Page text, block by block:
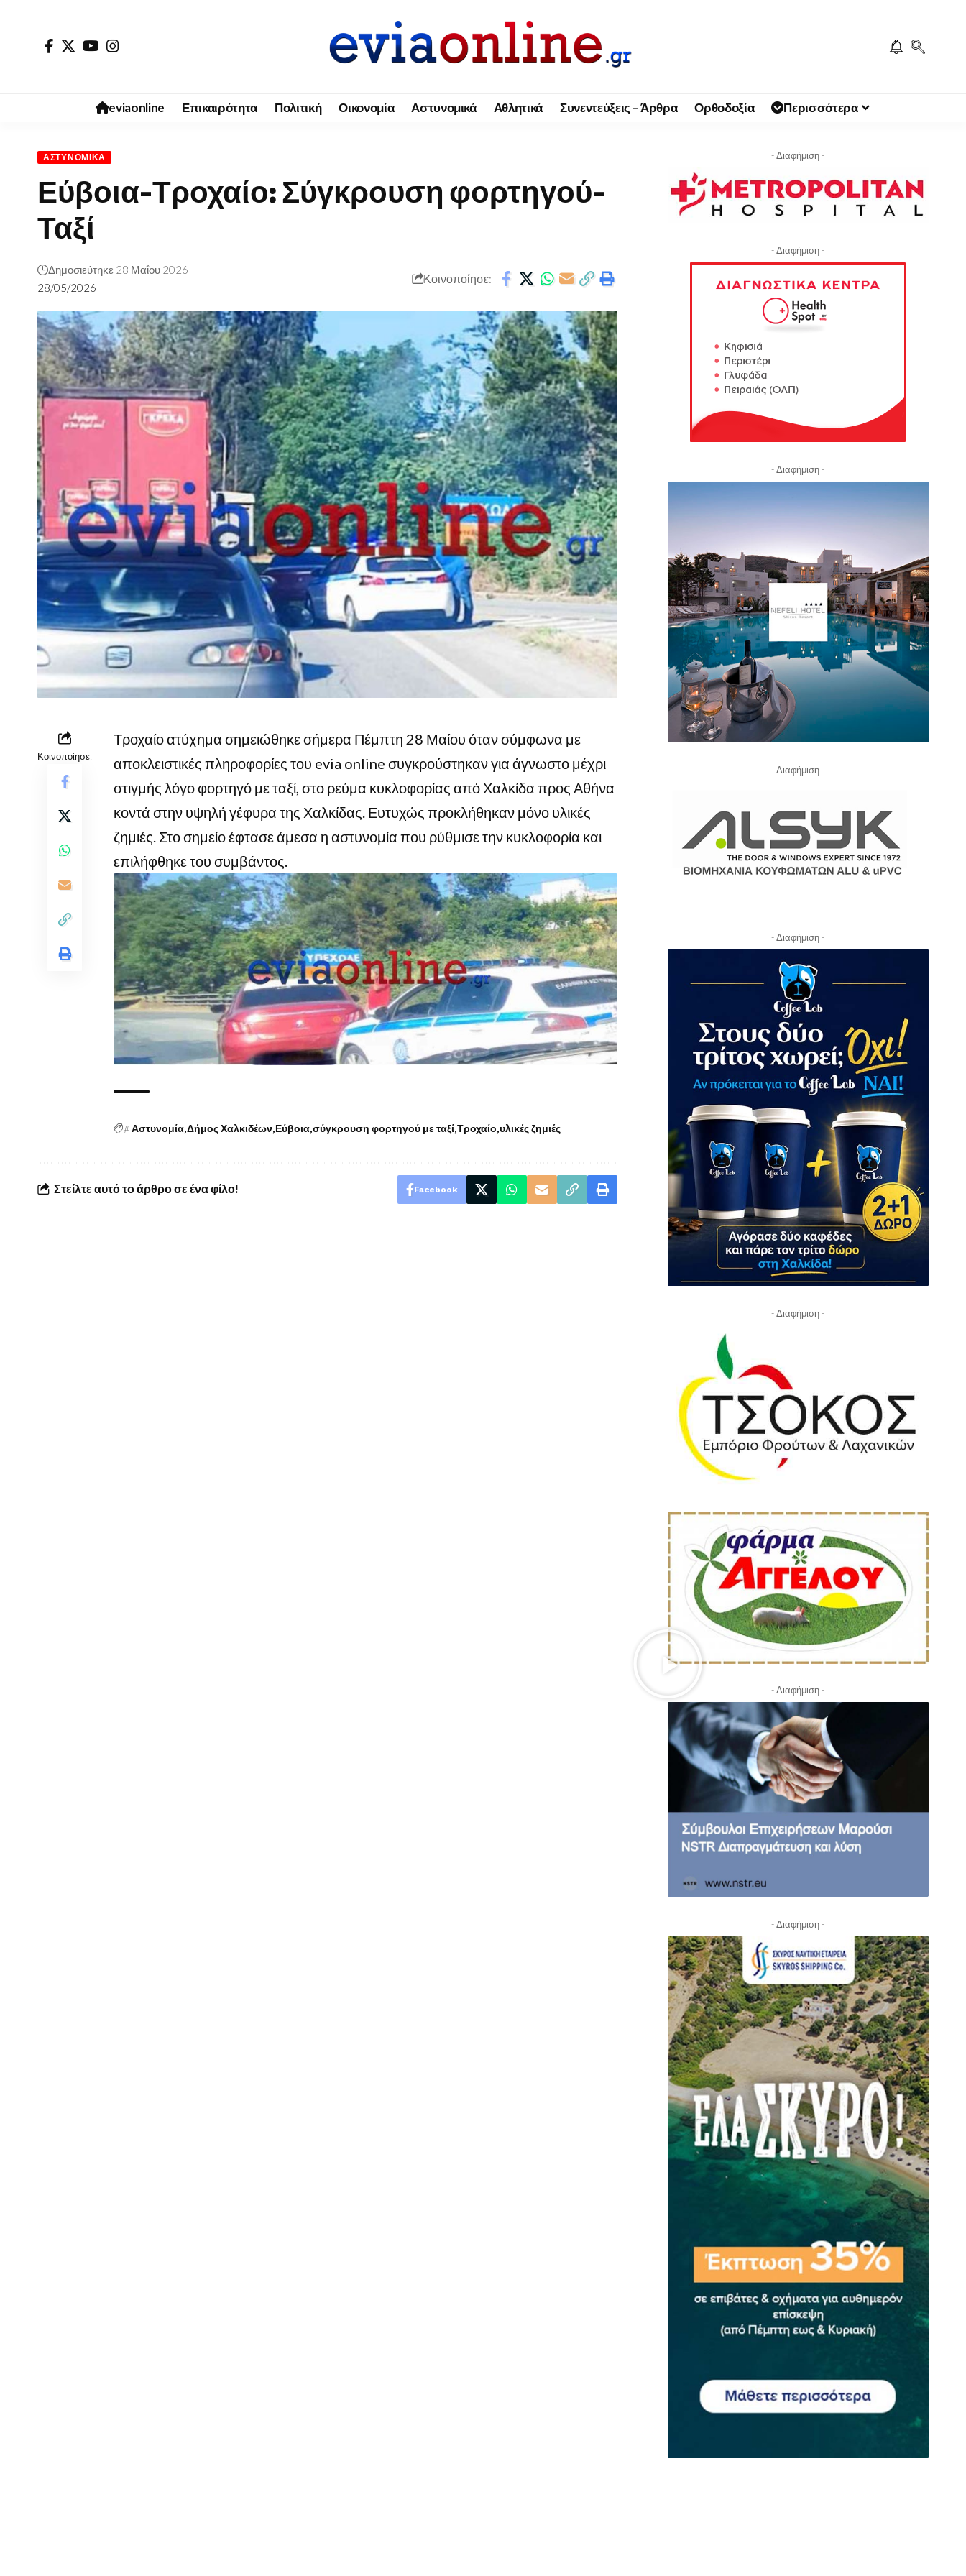
eviaonline Επικαιρότητα Πολιτική Οικονομία Αστυνομικά Αθλητικά Συνεντεύξεις – Άρθρα Ορθοδοξία Περισσότερα
ΑΣΤΥΝΟΜΙΚΆ
Εύβοια-Τροχαίο: Σύγκρουση φορτηγού-
Ταξί
28/05/2026
Δημοσιεύτηκε 28 Μαΐου 2026
Κοινοποίησε:
Κοινοποίησε:
Τροχαίο ατύχημα σημειώθηκε σήμερα Πέμπτη 28 Μαίου όταν σύμφωνα με
αποκλειστικές πληροφορίες του evia online συγκρούστηκαν για άγνωστο μέχρι
στιγμής λόγο φορτηγό με ταξί, στο ρεύμα κυκλοφορίας από Χαλκίδα προς Αθήνα
κοντά στην υψηλή γέφυρα της Χαλκίδας. Ευτυχώς προκλήθηκαν μόνο υλικές
ζημιές. Στο σημείο έφτασε άμεσα η αστυνομία που ρύθμισε την κυκλοφορία και
επιλήφθηκε του συμβάντος.
#Αστυνομία Δήμος Χαλκιδέων Εύβοια σύγκρουση φορτηγού με ταξί Τροχαίο υλικές ζημιές
Στείλτε αυτό το άρθρο σε ένα φίλο! Facebook
- Διαφήμιση -
- Διαφήμιση -
- Διαφήμιση -
- Διαφήμιση -
- Διαφήμιση -
- Διαφήμιση -
- Διαφήμιση -
- Διαφήμιση -